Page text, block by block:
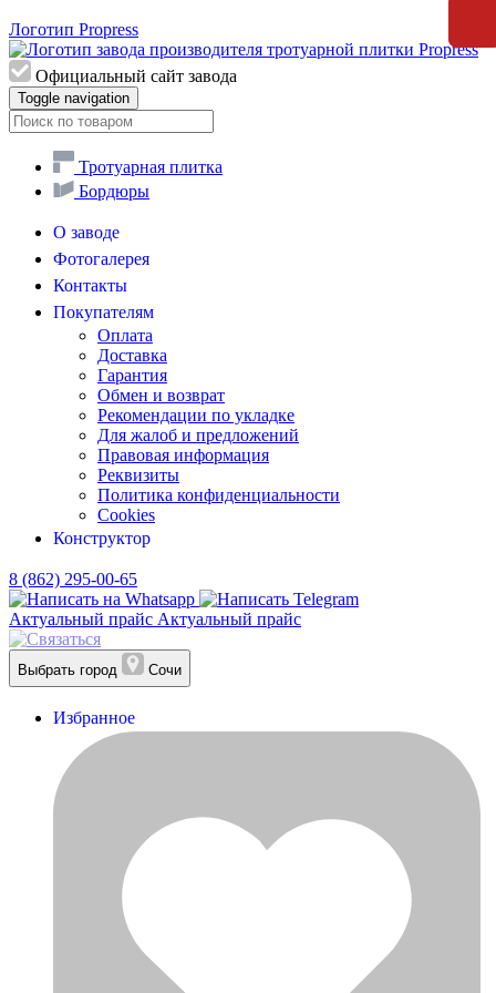
Логотип Propress
Официальный сайт завода
Toggle navigation
Тротуарная плитка
Бордюры
О заводе
Фотогалерея
Контакты
Покупателям
Оплата
Доставка
Гарантия
Обмен и возврат
Рекомендации по укладке
Для жалоб и предложений
Правовая информация
Реквизиты
Политика конфиденциальности
Cookies
Конструктор
8 (862) 295-00-65
Актуальный прайс Актуальный прайс
Выбрать город Сочи
Избранное